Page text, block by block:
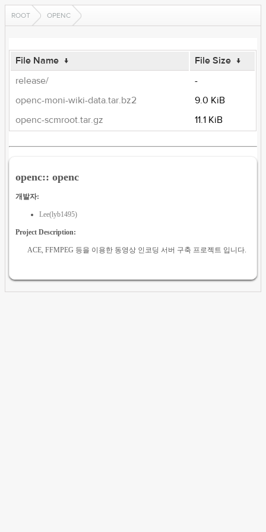
ROOT OPENC
File Name ↓ File Size ↓
release/
-
openc-moni-wiki-data.tar.bz2
9.0 KiB
openc-scmroot.tar.gz
11.1 KiB
openc:: openc
개발자:
Lee(lyb1495)
Project Description:
ACE, FFMPEG 등을 이용한 동영상 인코딩 서버 구축 프로젝트 입니다.